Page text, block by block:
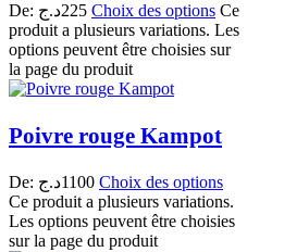
De: 225د.ج Choix des options Ce
produit a plusieurs variations. Les
options peuvent être choisies sur
la page du produit
Poivre rouge Kampot
De: 1100د.ج
Choix des options
Ce produit a plusieurs variations.
Les options peuvent être choisies
sur la page du produit